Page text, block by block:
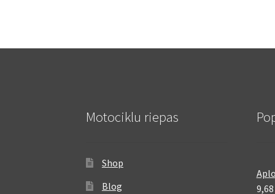
Motociklu riepas
Shop
Blog
9,68